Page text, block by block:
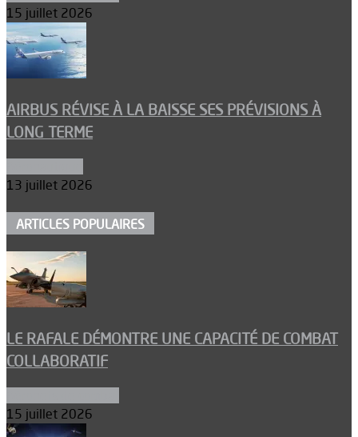
15 juillet 2026
AIRBUS RÉVISE À LA BAISSE SES PRÉVISIONS À
LONG TERME
13 juillet 2026
ARTICLES POPULAIRES
LE RAFALE DÉMONTRE UNE CAPACITÉ DE COMBAT
COLLABORATIF
15 juillet 2026